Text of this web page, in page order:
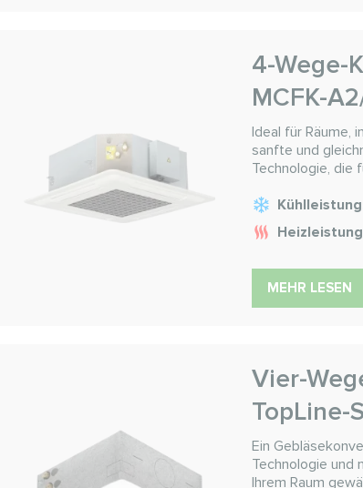
4-Wege-
MCFK-
Ideal für Räume,
sanfte und
Technologie, die
MEHR LESEN
Vier-
TopLine-
Ein
Technologie und
Ihrem Raum